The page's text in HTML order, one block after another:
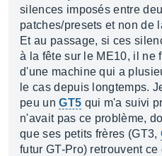
silences imposés entre
patches/presets et non de
Et au passage, si ces
à la fête sur le ME10, il ne
d'une machine qui a
le cas depuis longtemps.
peu unGT5 qui m'a suivi
n'avait pas ce problème,
que ses petits frères (GT3,
futur GT-Pro) retrouvent ce